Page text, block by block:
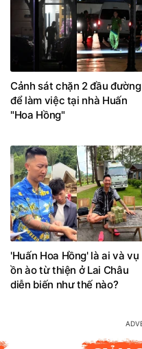
Cảnh sát chặn 2 đầu đường
để làm việc tại nhà Huấn
"Hoa Hồng"
'Huấn Hoa Hồng' là ai và vụ
ồn ào từ thiện ở Lai Châu
diễn biến như thế nào?